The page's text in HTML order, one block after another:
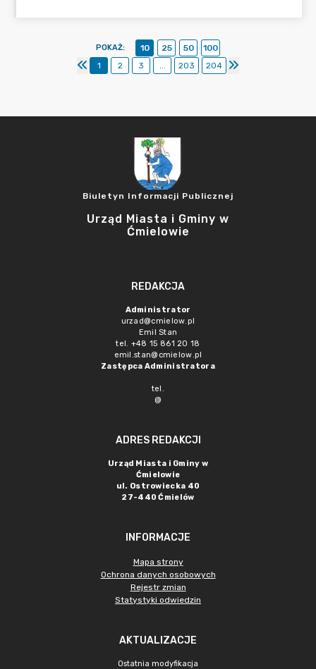
POKAŻ: 10 25 50
100
1
2 3 ... 203 204
Biuletyn Informacji Publicznej
Urząd Miasta i Gminy w
Ćmielowie
REDAKCJA
Administrator
urzad@cmielow.pl
Emil Stan
tel. +48 15 861 20 18
emil.stan@cmielow.pl
Zastępca Administratora
tel.
@
ADRES REDAKCJI
Urząd Miasta i Gminy w
Ćmielowie
ul. Ostrowiecka 40
27-440 Ćmielów
INFORMACJE
Mapa strony
Ochrona danych osobowych
Rejestr zmian
Statystyki odwiedzin
AKTUALIZACJE
Ostatnia modyfikacja